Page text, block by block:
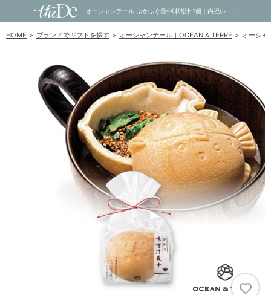
HOME ブランドでギフトを探す オーシャンテール｜OCEAN & TERRE オーシャ